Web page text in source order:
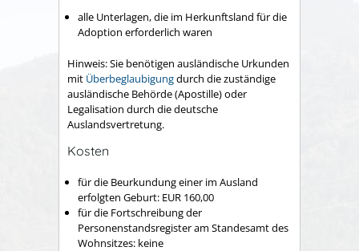
alle Unterlagen, die im Herkunftsland für die
Adoption erforderlich waren
Hinweis: Sie benötigen ausländische Urkunden
mit Überbeglaubigungdurch die zuständige
ausländische Behörde (Apostille) oder
Legalisation durch die deutsche
Auslandsvertretung.
Kosten
für die Beurkundung einer im Ausland
erfolgten Geburt: EUR 160,00
für die Fortschreibung der
Personenstandsregister am Standesamt des
Wohnsitzes: keine